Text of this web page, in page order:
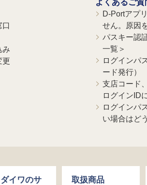
口
み
更
よくあるご質
D-Portアプ
せん。原因
パスキー認
一覧＞
ログインパ
ード発行）
支店コード
ログインID
ログインパ
い場合はど
イワのサ
取扱商品